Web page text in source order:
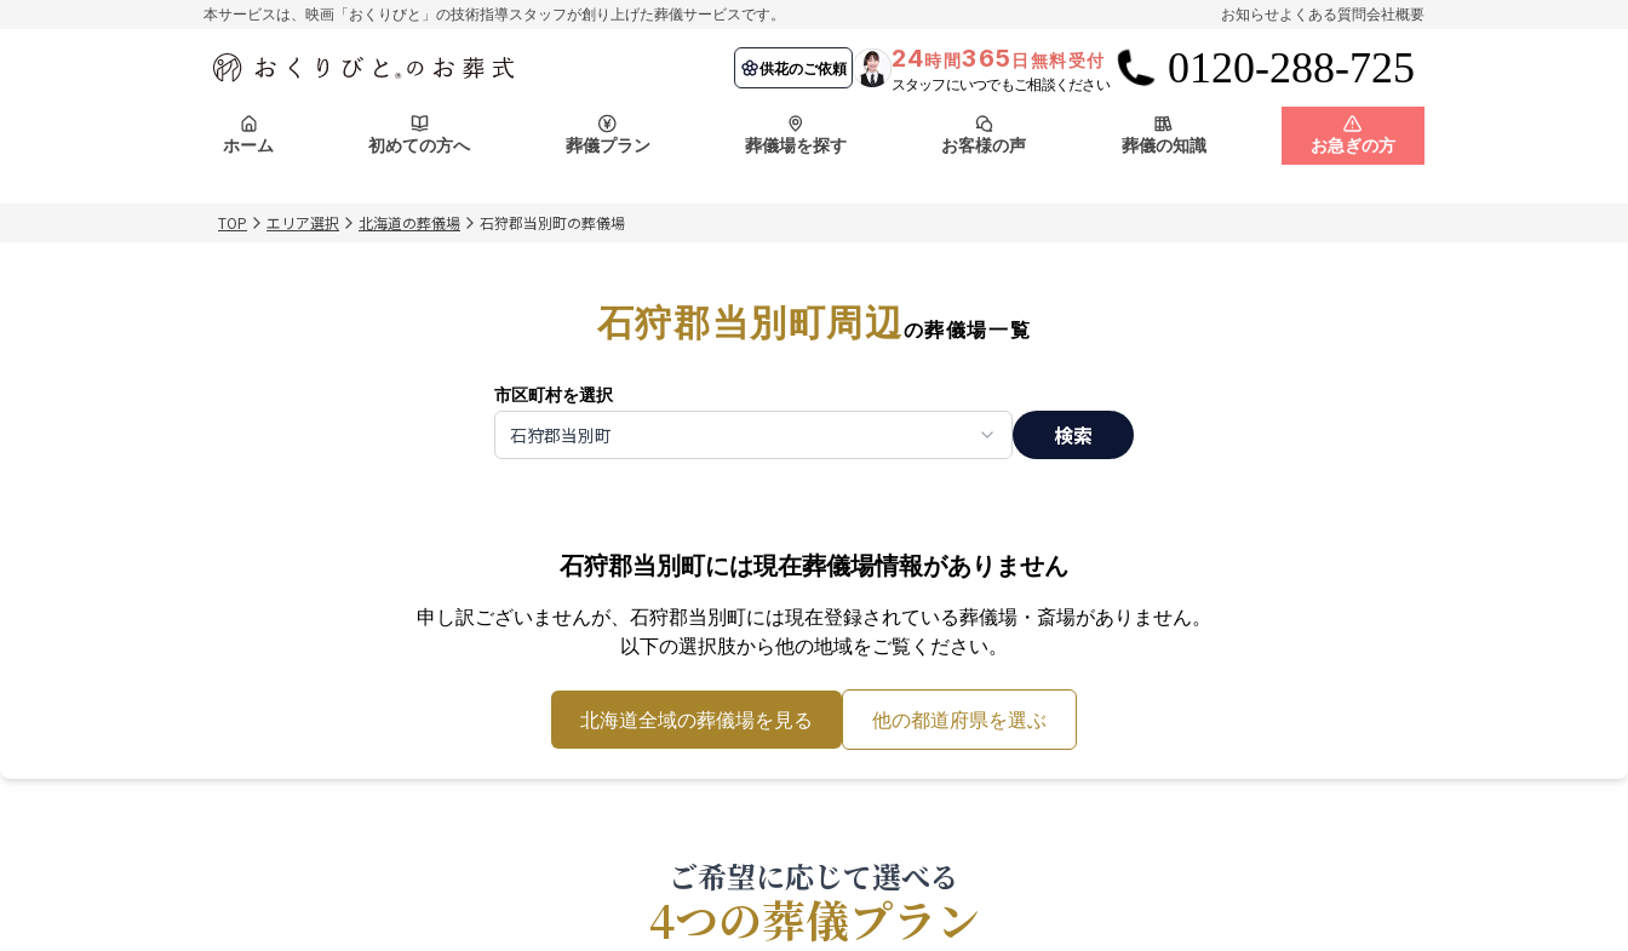
本サービスは、映画「おくりびと」の技術指導スタッフが創り上げた葬儀サービスです。 お知らせよくある質問会社概要
供花のご依頼 24時間365 日無料受付
スタッフにいつでもご相談ください 0120-288-725
ホーム 初めての方へ
初めての方へ 初めての方へ
葬儀プラン 葬儀場を探す
関東エリア 東京都
函館市
お客様の声
お客様の声 ご葬儀事例
葬儀の知識
葬儀の知識 葬儀の知識
お急ぎの方
初めての方へ 初めての方へ 納棺の儀とは？ 葬儀の流れ 会員制度
会社を知る スタッフ一覧
関東エリア 東京都 埼玉県 千葉県 神奈川県
北海道エリア 札幌市
お客様の声 ご葬儀事例 お客様の声 よくある質問
葬儀の知識 葬儀の知識 供花のご依頼
TOP エリア選択 北海道の葬儀場 石狩郡当別町の葬儀場
石狩郡当別町周辺 の葬儀場一覧
市区町村を選択
石狩郡当別町 検索
石狩郡当別町には現在葬儀場情報がありません
申し訳ございませんが、 石狩郡当別町には現在登録されている葬儀場・斎場がありません。
以下の選択肢から他の地域をご覧ください。
北海道全域の葬儀場を見る 他の都道府県を選ぶ
ご希望に応じて選べる
4つの葬儀プラン